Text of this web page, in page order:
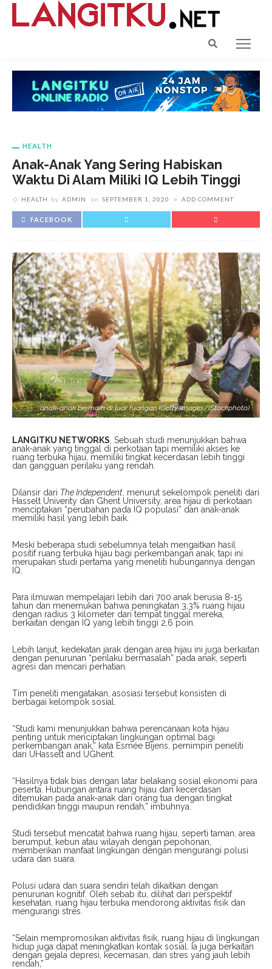
HEALTH
Anak-Anak Yang Sering Habiskan
Waktu Di Alam Miliki IQ Lebih Tinggi
HEALTH by ADMIN on SEPTEMBER 1, 2020 ADD COMMENT
FACEBOOK
anak-anak bermain di luar ruangan (Getty Images/iStockphoto)
LANGITKU NETWORKS , Sebuah studi menunjukkan bahwa
anak-anak yang tinggal di perkotaan tapi memiliki akses ke
ruang terbuka hijau, memiliki tingkat kecerdasan lebih tinggi
dan gangguan perilaku yang rendah.
Dilansir dari The Independent , menurut sekelompok peneliti dari
Hasselt Univerity dan Ghent University, area hijau di perkotaan
menciptakan “perubahan pada IQ populasi” dan anak-anak
memiliki hasil yang lebih baik.
Meski beberapa studi sebelumnya telah mengaitkan hasil
positif ruang terbuka hijau bagi perkembangan anak, tapi ini
merupakan studi pertama yang meneliti hubungannya dengan
IQ.
Para ilmuwan mempelajari lebih dari 700 anak berusia 8-15
tahun dan menemukan bahwa peningkatan 3,3% ruang hijau
dengan radius 3 kilometer dari tempat tinggal mereka,
berkaitan dengan IQ yang lebih tinggi 2,6 poin.
Lebih lanjut, kedekatan jarak dengan area hijau ini juga berkaitan
dengan penurunan “perilaku bermasalah” pada anak, seperti
agresi dan mencari perhatian.
Tim peneliti mengatakan, asosiasi tersebut konsisten di
berbagai kelompok sosial.
“Studi kami menunjukkan bahwa perencanaan kota hijau
penting untuk menciptakan lingkungan optimal bagi
perkembangan anak,” kata Esmée Bijens, pemimpin peneliti
dari UHasselt and UGhent.
“Hasilnya tidak bias dengan latar belakang sosial ekonomi para
peserta. Hubungan antara ruang hijau dan kecerdasan
ditemukan pada anak-anak dari orang tua dengan tingkat
pendidikan tinggi maupun rendah,” imbuhnya.
Studi tersebut mencatat bahwa ruang hijau, seperti taman, area
berumput, kebun atau wilayah dengan pepohonan,
memberikan manfaat lingkungan dengan mengurangi polusi
udara dan suara.
Polusi udara dan suara sendiri telah dikaitkan dengan
penurunan kognitif. Oleh sebab itu, dilihat dari perspektif
kesehatan, ruang hijau terbuka mendorong aktivitas fisik dan
mengurangi stres.
“Selain mempromosikan aktivitas fisik, ruang hijau di lingkungan
hidup juga dapat meningkatkan kontak sosial. Ia juga berkaitan
dengan gejala depresi, kecemasan, dan stres yang jauh lebih
rendah,”